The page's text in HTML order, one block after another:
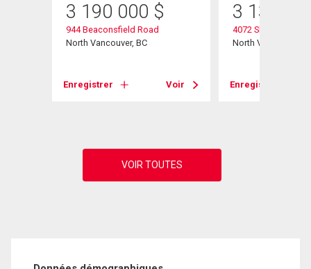
3 190 000 $
944 Beaconsfield Road
North Vancouver, BC
Enregistrer Voir
3 130
4072 Skyline Drive
North Vancouver,
Enregistrer